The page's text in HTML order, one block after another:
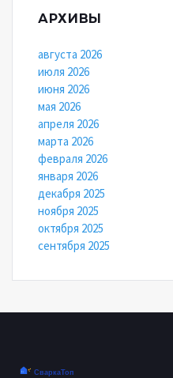
АРХИВЫ
августа 2026
июля 2026
июня 2026
мая 2026
апреля 2026
марта 2026
февраля 2026
января 2026
декабря 2025
ноября 2025
октября 2025
сентября 2025